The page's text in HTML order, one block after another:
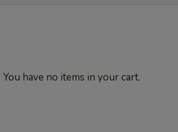
You have no items in your cart.